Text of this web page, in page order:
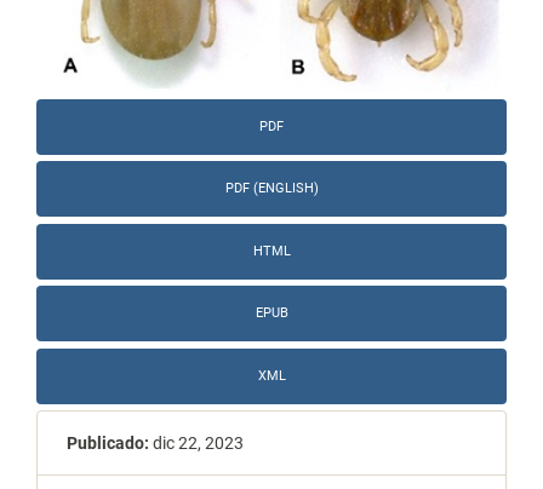
PDF
PDF (ENGLISH)
HTML
EPUB
XML
Publicado: dic 22, 2023